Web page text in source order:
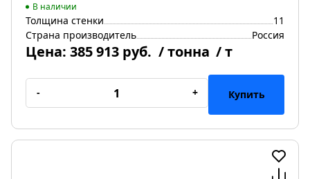
В наличии
Толщина стенки
11
Страна производитель
Россия
Цена: 385 913 руб. / тонна / т
- + Купить